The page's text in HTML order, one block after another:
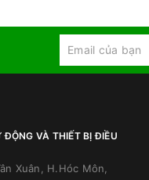
VÀ THIẾT BỊ ĐIỀU
Xuân, H.Hóc Môn,